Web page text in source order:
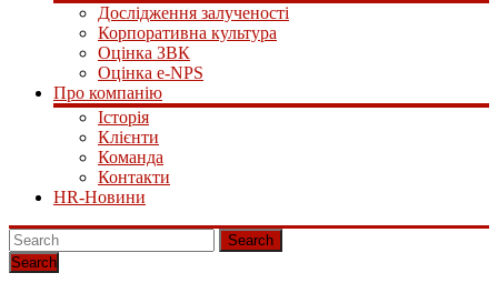
Дослідження залученості
Корпоративна культура
Оцінка ЗВК
Оцінка e-NPS
Про компанію
Історія
Клієнти
Команда
Контакти
HR-Новини
Search